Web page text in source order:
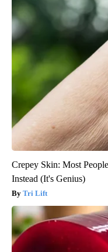
Crepey Skin: Most
Instead (It's Genius)
Tri Lift